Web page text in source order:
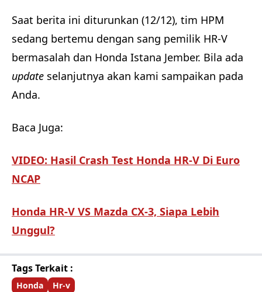
Saat berita ini diturunkan (12/12), tim HPM
sedang bertemu dengan sang pemilik HR-V
bermasalah dan Honda Istana Jember. Bila ada
update selanjutnya akan kami sampaikan pada
Anda.
Baca Juga:
VIDEO: Hasil Crash Test Honda HR-V Di Euro
NCAP
Honda HR-V VS Mazda CX-3, Siapa Lebih
Unggul?
Tags Terkait :
Honda Hr-v